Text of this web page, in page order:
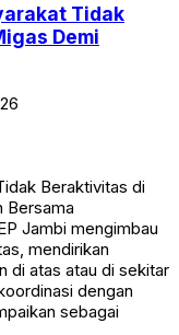
Tidak
Demi
Beraktivitas di
Bersama
Jambi mengimbau
mendirikan
di atas atau di sekitar
dengan
sebagai